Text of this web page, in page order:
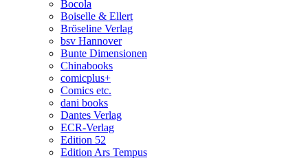
Bocola
Boiselle & Ellert
Bröseline Verlag
bsv Hannover
Bunte Dimensionen
Chinabooks
comicplus+
Comics etc.
dani books
Dantes Verlag
ECR-Verlag
Edition 52
Edition Ars Tempus